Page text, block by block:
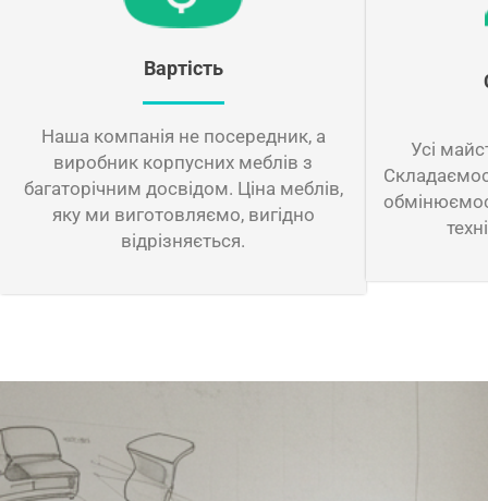
Вартість
Наша компанія не посередник, а
виробник корпусних меблів з
багаторічним досвідом. Ціна меблів,
яку ми виготовляємо, вигідно
відрізняється.
Усі